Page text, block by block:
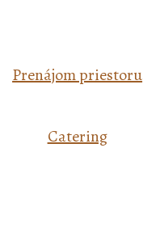
Prenájom priestoru
Catering